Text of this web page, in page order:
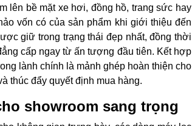
lên bề mặt xe hơi, đồng hồ, trang sức hay
vốn có của sản phẩm khi giới thiệu đến
giữ trong trạng thái đẹp nhất, đồng thời
cấp ngay từ ấn tượng đầu tiên. Kết hợp
lành chính là mảnh ghép hoàn thiện cho
thúc đẩy quyết định mua hàng.
showroom sang trọng